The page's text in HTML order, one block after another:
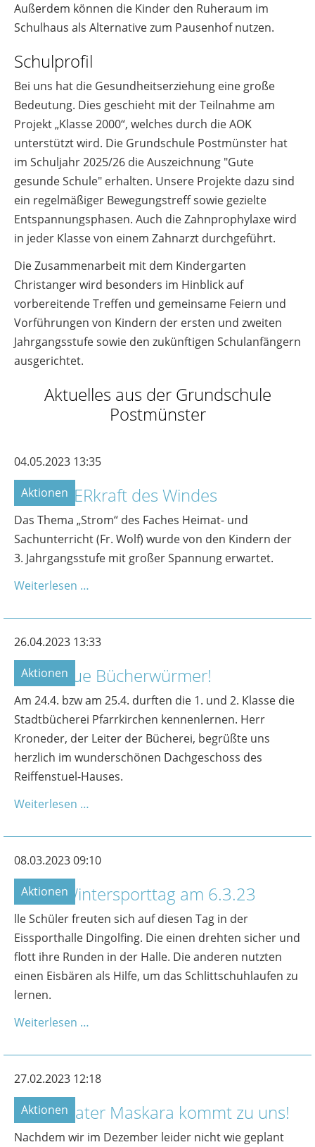
Außerdem können die Kinder den Ruheraum im
Schulhaus als Alternative zum Pausenhof nutzen.
Schulprofil
Bei uns hat die Gesundheitserziehung eine große
Bedeutung. Dies geschieht mit der Teilnahme am
Projekt „Klasse 2000“, welches durch die AOK
unterstützt wird. Die Grundschule Postmünster hat
im Schuljahr 2025/26 die Auszeichnung "Gute
gesunde Schule" erhalten. Unsere Projekte dazu sind
ein regelmäßiger Bewegungstreff sowie gezielte
Entspannungsphasen. Auch die Zahnprophylaxe wird
in jeder Klasse von einem Zahnarzt durchgeführt.
Die Zusammenarbeit mit dem Kindergarten
Christanger wird besonders im Hinblick auf
vorbereitende Treffen und gemeinsame Feiern und
Vorführungen von Kindern der ersten und zweiten
Jahrgangsstufe sowie den zukünftigen Schulanfängern
ausgerichtet.
Aktuelles aus der Grundschule
Postmünster
04.05.2023 13:35
Aktionen
Die SUPERkraft des Windes
Das Thema „Strom“ des Faches Heimat- und
Sachunterricht (Fr. Wolf) wurde von den Kindern der
3. Jahrgangsstufe mit großer Spannung erwartet.
Weiterlesen …
26.04.2023 13:33
Aktionen
Viele neue Bücherwürmer!
Am 24.4. bzw am 25.4. durften die 1. und 2. Klasse die
Stadtbücherei Pfarrkirchen kennenlernen. Herr
Kroneder, der Leiter der Bücherei, begrüßte uns
herzlich im wunderschönen Dachgeschoss des
Reiffenstuel-Hauses.
Weiterlesen …
08.03.2023 09:10
Aktionen
Unser Wintersporttag am 6.3.23
lle Schüler freuten sich auf diesen Tag in der
Eissporthalle Dingolfing. Die einen drehten sicher und
flott ihre Runden in der Halle. Die anderen nutzten
einen Eisbären als Hilfe, um das Schlittschuhlaufen zu
lernen.
Weiterlesen …
27.02.2023 12:18
Aktionen
Das Theater Maskara kommt zu uns!
Nachdem wir im Dezember leider nicht wie geplant